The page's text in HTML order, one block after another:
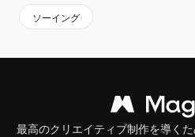
ソーイング
最高のクリエイティブ制作を導く